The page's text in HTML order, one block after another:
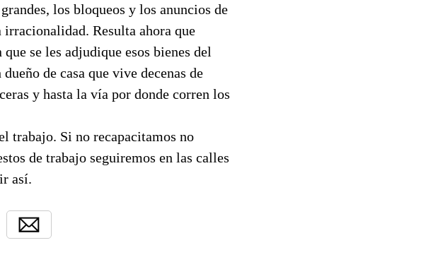
los bloqueos y los anuncios de
irracionalidad. Resulta ahora que
se les adjudique esos bienes del
de casa que vive decenas de
y hasta la vía por donde corren los
trabajo. Si no recapacitamos no
de trabajo seguiremos en las calles
así.